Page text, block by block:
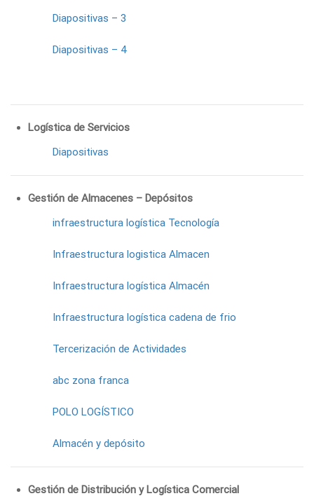
Diapositivas – 3
Diapositivas – 4
Logística de Servicios
Diapositivas
Gestión de Almacenes – Depósitos
infraestructura logística Tecnología
Infraestructura logistica Almacen
Infraestructura logística Almacén
Infraestructura logística cadena de frio
Tercerización de Actividades
abc zona franca
POLO LOGÍSTICO
Almacén y depósito
Gestión de Distribución y Logística Comercial